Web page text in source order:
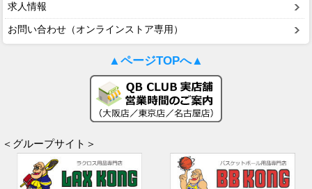
求人情報
お問い合わせ（オンラインストア専用）
▲ページTOPへ▲
＜グループサイト＞